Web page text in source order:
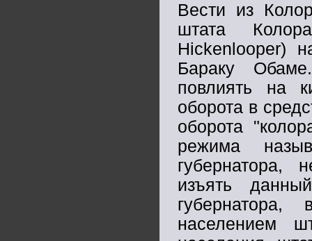
Вести из
штата
Hickenlooper)
Бараку
повлиять на
оборота в
оборота
режима
губернатора,
изъять
населением